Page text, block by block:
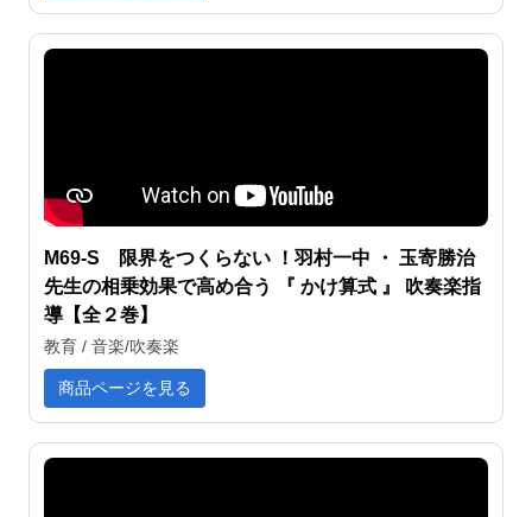
M69-S 限界をつくらない ！羽村一中 ・ 玉寄勝治
先生の相乗効果で高め合う 『 かけ算式 』 吹奏楽指
導【全２巻】
教育 / 音楽/吹奏楽
商品ページを見る